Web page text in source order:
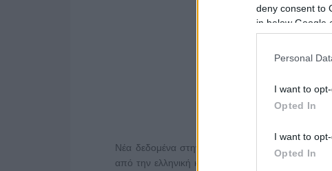
deny consent to
in below Google
Personal
I want to
Opted In
I want to
Opted In
Νέα δεδομένα στην υπόθεση διαχείρισης της
από την ελληνική κυβέρνηση. Σε παρέμβασή